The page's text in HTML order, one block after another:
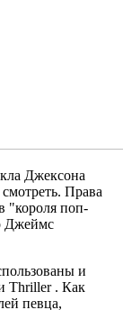
Джексона
Права
"короля поп-
Джеймс
и
Thriller . Как
певца,